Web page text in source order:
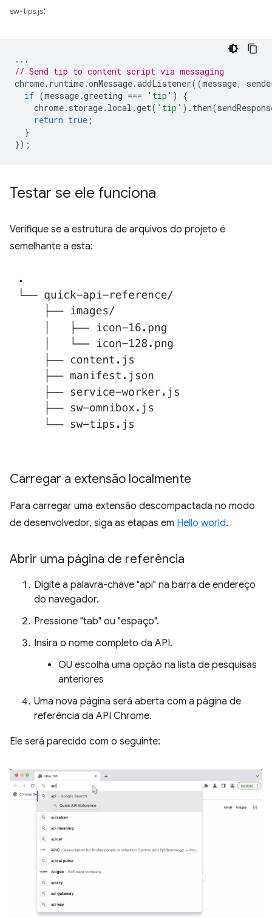
sw-tips.js:
...
// Send tip to content script via messaging
chrome. runtime.onMessage.addListener((message,
if (message.greeting === 'tip' )
{
chrome. storage. local .get( 'tip' ). then(
return true ;
}
});
Testar se ele funciona
Verifique se a estrutura de arquivos do projeto é
semelhante a esta:
Carregar a extensão localmente
Para carregar uma extensão descompactada no modo
de desenvolvedor, siga as etapas em Hello world.
Abrir uma página de referência
Digite a palavra-chave "api" na barra de endereço
do navegador.
Pressione "tab" ou "espaço".
Insira o nome completo da API.
OU escolha uma opção na lista de pesquisas
anteriores
Uma nova página será aberta com a página de
referência da API Chrome.
Ele será parecido com o seguinte: